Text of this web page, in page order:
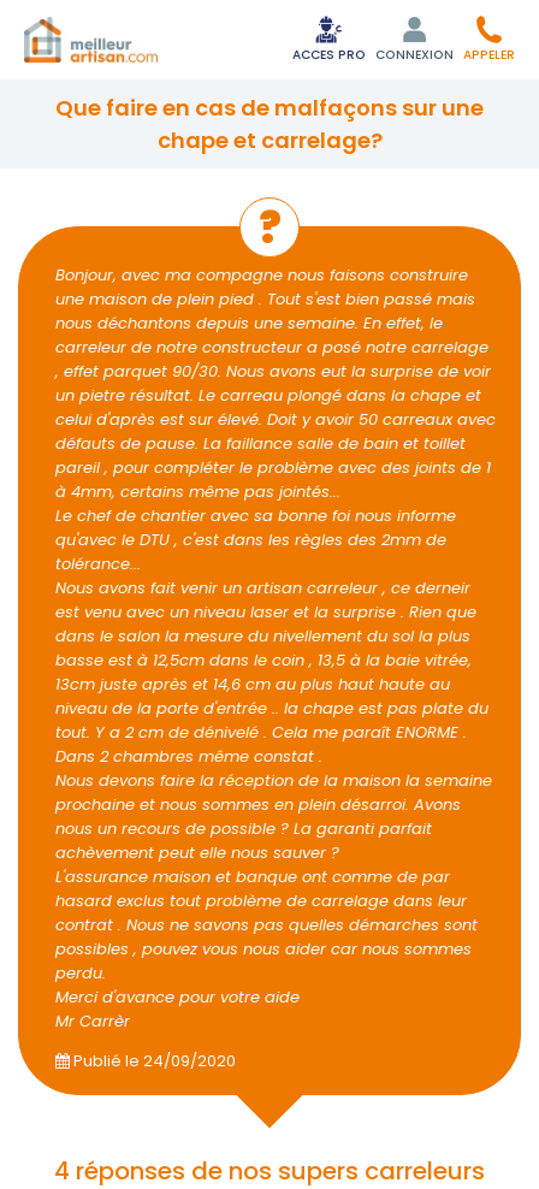
ACCES PRO CONNEXION APPELER
que faire en cas de malfaçons sur une
chape et carrelage?
Bonjour, avec ma compagne nous faisons construire
une maison de plein pied . Tout s'est bien passé mais
nous déchantons depuis une semaine. En effet, le
carreleur de notre constructeur a posé notre carrelage
, effet parquet 90/30. Nous avons eut la surprise de voir
un pietre résultat. Le carreau plongé dans la chape et
celui d'après est sur élevé. Doit y avoir 50 carreaux avec
défauts de pause. La faillance salle de bain et toillet
pareil , pour compléter le problème avec des joints de 1
à 4mm, certains même pas jointés...
Le chef de chantier avec sa bonne foi nous informe
qu'avec le DTU , c'est dans les règles des 2mm de
tolérance...
Nous avons fait venir un artisan carreleur , ce derneir
est venu avec un niveau laser et la surprise . Rien que
dans le salon la mesure du nivellement du sol la plus
basse est à 12,5cm dans le coin , 13,5 à la baie vitrée,
13cm juste après et 14,6 cm au plus haut haute au
niveau de la porte d'entrée .. la chape est pas plate du
tout. Y a 2 cm de dénivelé . Cela me paraît ENORME .
Dans 2 chambres même constat .
Nous devons faire la réception de la maison la semaine
prochaine et nous sommes en plein désarroi. Avons
nous un recours de possible ? La garanti parfait
achèvement peut elle nous sauver ?
L'assurance maison et banque ont comme de par
hasard exclus tout problème de carrelage dans leur
contrat . Nous ne savons pas quelles démarches sont
possibles , pouvez vous nous aider car nous sommes
perdu.
Merci d'avance pour votre aide
Mr Carrèr
Publié le 24/09/2020
4 réponses de nos supers carreleurs